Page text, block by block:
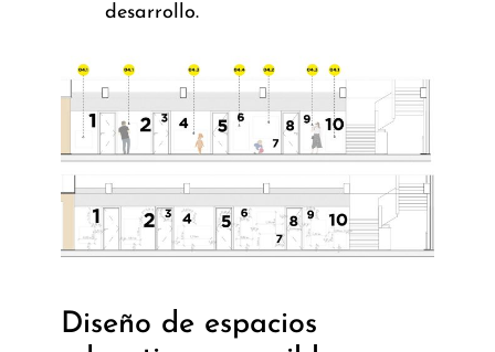
desarrollo.
Diseño de espacios